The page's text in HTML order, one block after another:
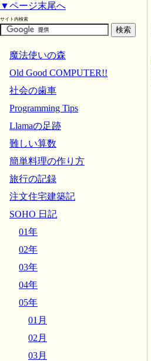
▼ページ末尾へ
サイト内検索
魔法使いの森
Old Good COMPUTER!!
社会の歯車
Programming Tips
Llamaの足跡
難しい算数
簡単料理の作り方
旅行の記録
注文住宅建築記
SOHO 日記
01年
02年
03年
04年
05年
01月
02月
03月